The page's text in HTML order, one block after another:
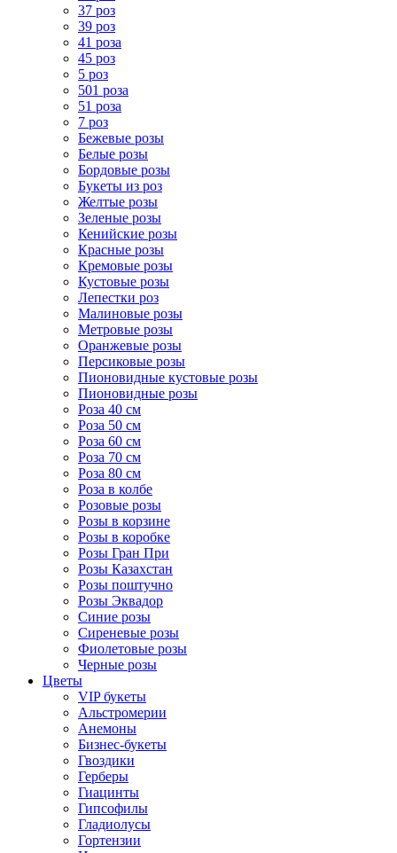
37 роз
39 роз
41 роза
45 роз
5 роз
501 роза
51 роза
7 роз
Бежевые розы
Белые розы
Бордовые розы
Букеты из роз
Желтые розы
Зеленые розы
Кенийские розы
Красные розы
Кремовые розы
Кустовые розы
Лепестки роз
Малиновые розы
Метровые розы
Оранжевые розы
Персиковые розы
Пионовидные кустовые розы
Пионовидные розы
Роза 40 см
Роза 50 см
Роза 60 см
Роза 70 см
Роза 80 см
Роза в колбе
Розовые розы
Розы в корзине
Розы в коробке
Розы Гран При
Розы Казахстан
Розы поштучно
Розы Эквадор
Синие розы
Сиреневые розы
Фиолетовые розы
Черные розы
Цветы
VIP букеты
Альстромерии
Анемоны
Бизнес-букеты
Гвоздики
Герберы
Гиацинты
Гипсофилы
Гладиолусы
Гортензии